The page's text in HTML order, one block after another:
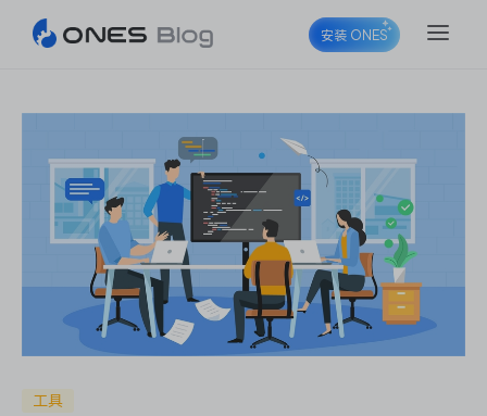
ONES Project
ONES Wiki
ONES Desk
安装 ONES
工具